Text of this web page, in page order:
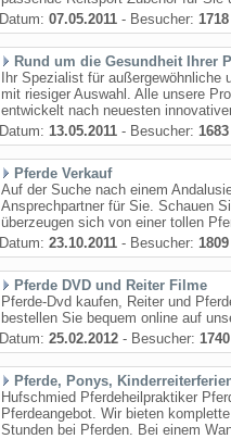
Datum: 07.05.2011 - Besucher: 1718
Rund um die Gesundheit Ihrer
Ihr Spezialist für
mit riesiger Auswahl. Alle unsere
entwickelt nach neuesten
Datum: 13.05.2011 - Besucher: 1683
Pferde Verkauf
Auf der Suche nach einem
Ansprechpartner für Sie. Schauen
überzeugen sich von einer tollen
Datum: 23.10.2011 - Besucher: 1809
Pferde DVD und Reiter Filme
Pferde-Dvd kaufen, Reiter und
bestellen Sie bequem online auf
Datum: 25.02.2012 - Besucher: 1740
Pferde, Ponys,
Hufschmied Pferdeheilpraktiker
Pferdeangebot. Wir bieten
Stunden bei Pferden. Bei einem